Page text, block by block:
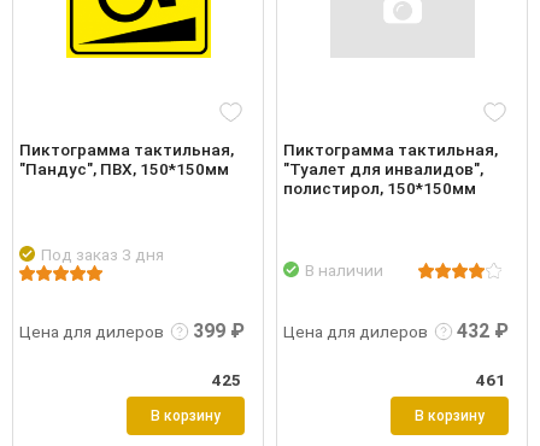
Пиктограмма тактильная,
"Пандус", ПВХ, 150*150мм
Под заказ 3 дня
Цена для дилеров 399 ₽
425
В корзину
Пиктограмма тактильная,
"Туалет для инвалидов",
полистирол, 150*150мм
В наличии
Цена для дилеров
Подробнее Войти
432 ₽
461
В корзину